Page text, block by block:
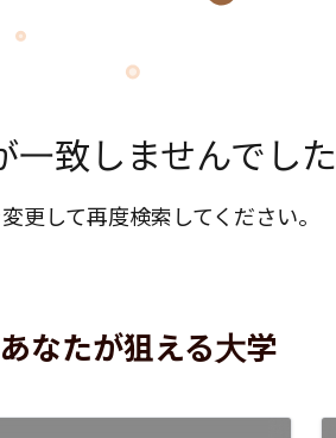
致しませんでした
更して再度検索してください。
なたが狙える大学